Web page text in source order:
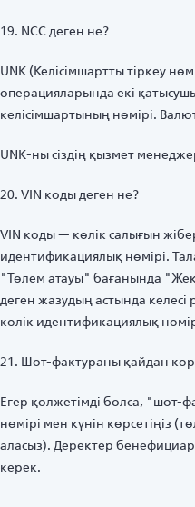
19. NCC деген не?
UNK (Келісімшартты тіркеу
операцияларында екі
келісімшартының нөмірі.
UNK-ны сіздің қызмет
20. VIN коды деген не?
VIN коды — көлік салығын
идентификациялық нөмірі.
"Төлем атауы" бағанында
деген жазудың астында келесі
көлік идентификациялық
21. Шот-фактураны қайдан
Егер қолжетімді болса, "шот-
нөмірі мен күнін көрсетіңіз
аласыз). Деректер
керек.